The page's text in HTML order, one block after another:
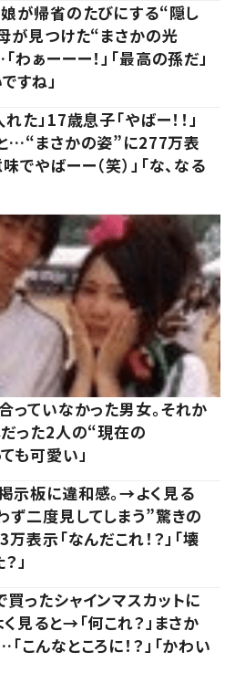
が帰省のたびにする“隠し
が見つけた“まさかの光
ぁーーー！」「最高の孫だ」
すね」
た」17歳息子「やばー！！」
…“まさかの姿”に277万表
でやばーー（笑）」「な、なる
っていなかった男女。それか
った2人の“現在の
も可愛い」
示板に違和感。→よく見る
二度見してしまう”驚きの
表示「なんだこれ！？」「壊
」
買ったシャインマスカットに
見ると→「何これ？」まさか
こんなところに！？」「かわい